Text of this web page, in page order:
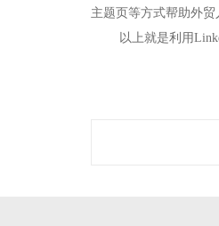
主题页等方式帮助外
以上就是利用